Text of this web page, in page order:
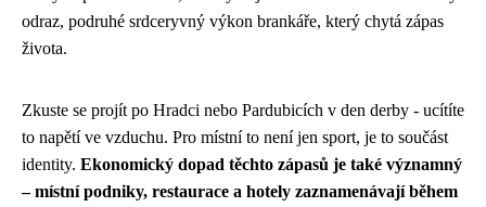
odraz, podruhé srdceryvný výkon brankáře, který chytá zápas
života.
Zkuste se projít po Hradci nebo Pardubicích v den derby - ucítíte
to napětí ve vzduchu. Pro místní to není jen sport, je to součást
identity. Ekonomický dopad těchto zápasů je také významný
– místní podniky, restaurace a hotely zaznamenávají během